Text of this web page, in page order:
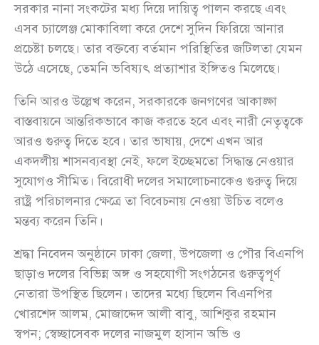
সরকার নানা সংকটের মধ্য দিয়ে দায়িত্ব পালন করছে এবং
এসব চ্যালেঞ্জ মোকাবিলা করে দেশে সুদিন ফিরিয়ে আনার
প্রচেষ্টা চলছে। তার বক্তব্যে বর্তমান পরিস্থিতির জটিলতা যেমন
উঠে এসেছে, তেমনি ভবিষ্যৎ প্রত্যাশার ইঙ্গিতও মিলেছে।
তিনি আরও উল্লেখ করেন, সরকারকে জনগণের আকাঙ্ক্ষা
বাস্তবায়নে আন্তরিকভাবে কাজ করতে হবে এবং নারী নেতৃত্বকে
আরও গুরুত্ব দিতে হবে। তার ভাষায়, দেশে এখন আর
একদলীয় শাসনব্যবস্থা নেই, ফলে ইচ্ছেমতো সিদ্ধান্ত নেওয়ার
সুযোগও সীমিত। বিরোধী দলের সমালোচনাকেও গুরুত্ব দিয়ে
রাষ্ট্র পরিচালনার ক্ষেত্রে তা বিবেচনায় নেওয়া উচিত বলেও
মন্তব্য করেন তিনি।
শ্রদ্ধা নিবেদন অনুষ্ঠানে ঢাকা জেলা, উপজেলা ও পৌর বিএনপি
ছাড়াও দলের বিভিন্ন অঙ্গ ও সহযোগী সংগঠনের গুরুত্বপূর্ণ
নেতারা উপস্থিত ছিলেন। তাদের মধ্যে ছিলেন বিএনপির
খোরশেদ আলম, মোজাদ্দেদ আলী বাবু, আশিকুর রহমান
স্বপন; স্বেচ্ছাসেবক দলের নাজমুল হাসান অভি ও